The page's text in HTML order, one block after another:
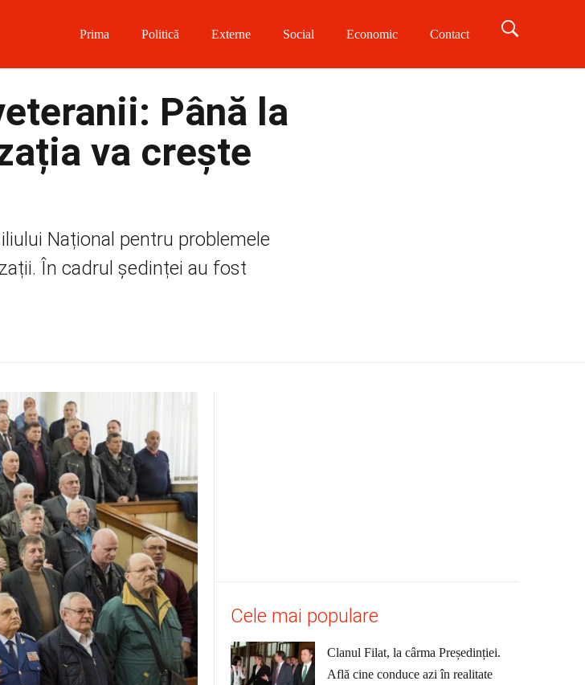
Prima Politică Externe Social Economic Contact
Până la
va crește
Național pentru problemele
În cadrul ședinței au fost
Cele mai populare
Clanul Filat, la cârma Președinției.
Află cine conduce azi în realitate